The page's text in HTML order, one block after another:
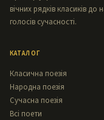
вічних рядків класиків до
голосів сучасності.
КАТАЛОГ
Класична поезія
Народна поезія
Сучасна поезія
Всі поети